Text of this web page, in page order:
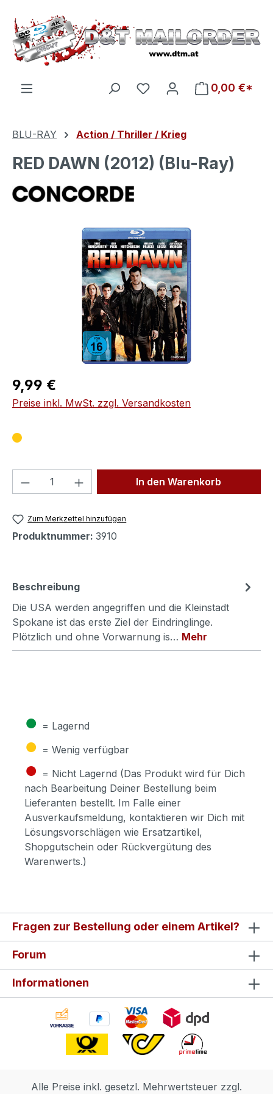
Zum Hauptinhalt springen
Du hast 0 Produkte auf
0,00 €*
BLU-RAY Action / Thriller / Krieg
RED DAWN (2012) (Blu-Ray)
Bildergalerie überspringen
Regulärer Preis:
9,99 €
Preise inkl. MwSt. zzgl. Versandkosten
Produkt Anzahl: Gib denIn den Warenkorb
Zum Merkzettel hinzufügen
Produktnummer: 3910
Beschreibung
Die USA werden angegriffen und die Kleinstadt
Spokane ist das erste Ziel der Eindringlinge.
Plötzlich und ohne Vorwarnung is… Mehr
● = Lagernd
● = Wenig verfügbar
● = Nicht Lagernd (Das Produkt wird für Dich
nach Bearbeitung Deiner Bestellung beim
Lieferanten bestellt. Im Falle einer
Ausverkaufsmeldung, kontaktieren wir Dich mit
Lösungsvorschlägen wie Ersatzartikel,
Shopgutschein oder Rückvergütung des
Warenwerts.)
Fragen zur Bestellung oder einem Artikel?
Forum
Informationen
Alle Preise inkl. gesetzl. Mehrwertsteuer zzgl.